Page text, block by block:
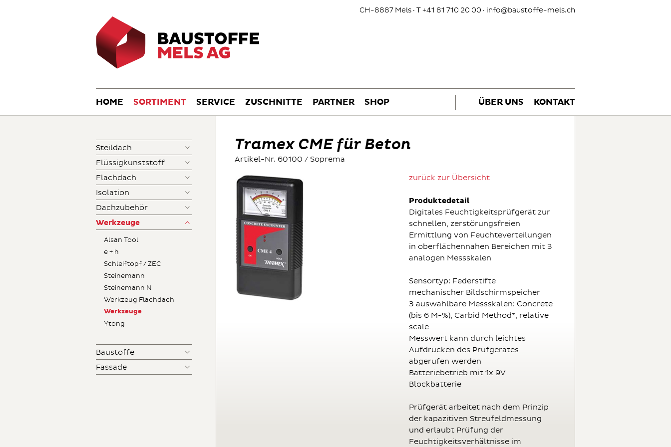
CH-8887 Mels · T +41 81 710 20 00 · info@baustoffe-mels.ch
HOME SORTIMENT SERVICE ZUSCHNITTE PARTNER SHOP ÜBER UNS KONTAKT
Steildach
Flüssigkunststoff
Flachdach
Isolation
Dachzubehör
Werkzeuge
Alsan Tool
e + h
Schleiftopf / ZEC
Steinemann
Steinemann N
Werkzeug Flachdach
Werkzeuge
Ytong
Baustoffe
Fassade
Tramex CME für Beton
Artikel-Nr. 60100 / Soprema
zurück zur Übersicht
Produktedetail
Digitales Feuchtigkeitsprüfgerät zur
schnellen, zerstörungsfreien
Ermittlung von Feuchteverteilungen
in oberflächennahen Bereichen mit 3
analogen Messskalen
Sensortyp: Federstifte
mechanischer Bildschirmspeicher
3 auswählbare Messskalen: Concrete
(bis 6 M-%), Carbid Method*, relative
scale
Messwert kann durch leichtes
Aufdrücken des Prüfgerätes
abgerufen werden
Batteriebetrieb mit 1x 9V
Blockbatterie
Prüfgerät arbeitet nach dem Prinzip
der kapazitiven Streufeldmessung
und erlaubt Prüfung der
Feuchtigkeitsverhältnisse im